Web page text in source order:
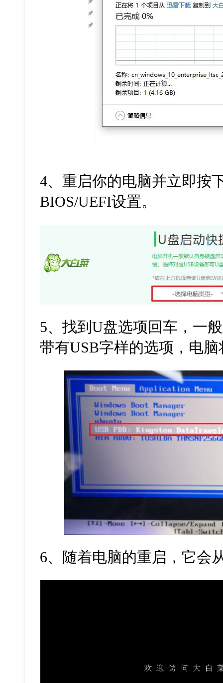
4、重启你的电脑并立即按
BIOS/UEFI设置。
5、找到U盘选项回车，一
带有USB字样的选项，电脑
6、随着电脑的重启，它会